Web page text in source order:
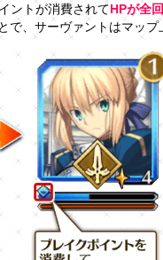
ントが消費されてHPが全
で、サーヴァントはマッ